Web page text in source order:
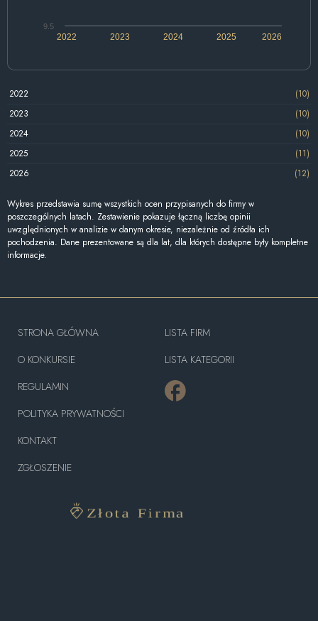
2022 2024 2026
2023 2025
9.5
2022
(10)
2023
(10)
2024
(10)
2025
(11)
2026
(12)
Wykres przedstawia sumę wszystkich ocen przypisanych do firmy w
poszczególnych latach. Zestawienie pokazuje łączną liczbę opinii
uwzględnionych w analizie w danym okresie, niezależnie od źródła ich
pochodzenia. Dane prezentowane są dla lat, dla których dostępne były kompletne
informacje.
STRONA GŁÓWNA
O KONKURSIE
REGULAMIN
POLITYKA PRYWATNOŚCI
KONTAKT
ZGŁOSZENIE
LISTA FIRM
LISTA KATEGORII